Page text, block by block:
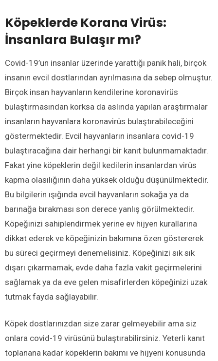
Köpeklerde Korana Virüs:
İnsanlara Bulaşır mı?
Covid-19’un insanlar üzerinde yarattığı panik hali, birçok
insanın evcil dostlarından ayrılmasına da sebep olmuştur.
Birçok insan hayvanların kendilerine koronavirüs
bulaştırmasından korksa da aslında yapılan araştırmalar
insanların hayvanlara koronavirüs bulaştırabileceğini
göstermektedir. Evcil hayvanların insanlara covid-19
bulaştıracağına dair herhangi bir kanıt bulunmamaktadır.
Fakat yine köpeklerin değil kedilerin insanlardan virüs
kapma olasılığının daha yüksek olduğu düşünülmektedir.
Bu bilgilerin ışığında evcil hayvanların sokağa ya da
barınağa bırakması son derece yanlış görülmektedir.
Köpeğinizi sahiplendirmek yerine ev hijyen kurallarına
dikkat ederek ve köpeğinizin bakımına özen göstererek
bu süreci geçirmeyi denemelisiniz. Köpeğinizi sık sık
dışarı çıkarmamak, evde daha fazla vakit geçirmelerini
sağlamak ya da eve gelen misafirlerden köpeğinizi uzak
tutmak fayda sağlayabilir.
Köpek dostlarınızdan size zarar gelmeyebilir ama siz
onlara covid-19 virüsünü bulaştırabilirsiniz. Yeterli kanıt
toplanana kadar köpeklerin bakımı ve hijyeni konusunda